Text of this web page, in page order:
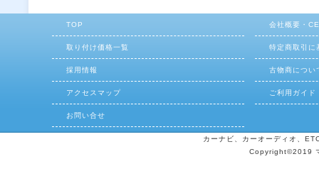
TOP 会社概要・
取り付け価格一覧 特定商取引に
採用情報 古物商につい
アクセスマップ ご利用ガイド
お問い合せ
カーナビ、カーオーディオ、
Copyright©2019